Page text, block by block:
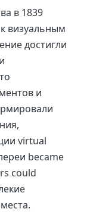
в 1839
визуальным
достигли
и
virtual
became
could